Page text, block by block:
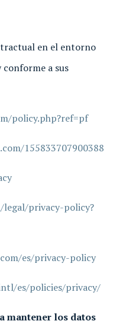
en el entorno
conforme a sus
policy.php?ref=pf
155833707900388
privacy-policy?
es/privacy-policy
es/policies/privacy/
mantener los datos